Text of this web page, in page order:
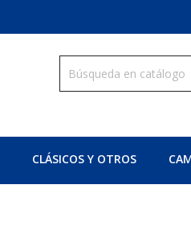
CLÁSICOS Y OTROS